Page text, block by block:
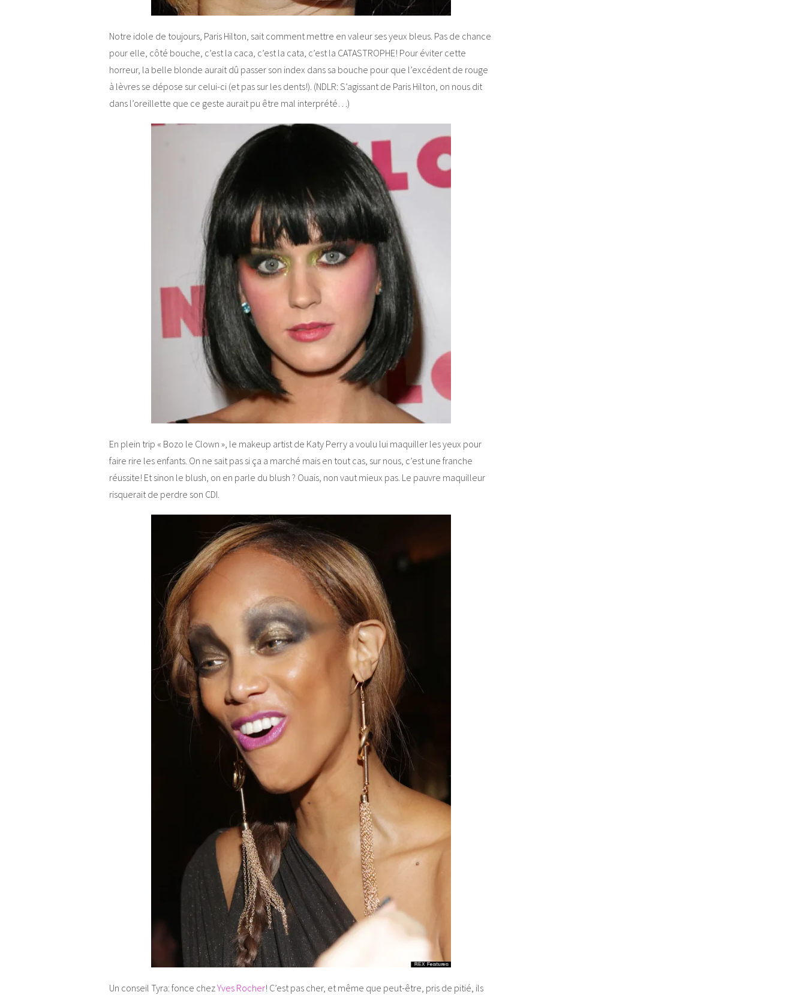
Notre idole de toujours, Paris Hilton, sait comment mettre en valeur ses yeux bleus. Pas de chance
pour elle, côté bouche, c’est la caca, c’est la cata, c’est la CATASTROPHE! Pour éviter cette
horreur, la belle blonde aurait dû passer son index dans sa bouche pour que l’excédent de rouge
à lèvres se dépose sur celui-ci (et pas sur les dents!). (NDLR: S’agissant de Paris Hilton, on nous dit
dans l’oreillette que ce geste aurait pu être mal interprété…)
En plein trip « Bozo le Clown », le makeup artist de Katy Perry a voulu lui maquiller les yeux pour
faire rire les enfants. On ne sait pas si ça a marché mais en tout cas, sur nous, c’est une franche
réussite! Et sinon le blush, on en parle du blush ? Ouais, non vaut mieux pas. Le pauvre maquilleur
risquerait de perdre son CDI.
Un conseil Tyra: fonce chezYves Rocher! C’est pas cher, et même que peut-être, pris de pitié, ils